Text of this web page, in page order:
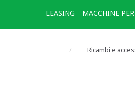
LEASING MACCHINE PER
Ricambi e